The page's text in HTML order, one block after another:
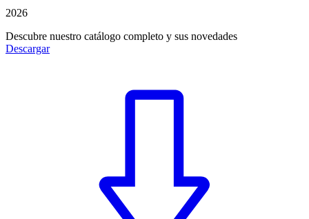
2026
Descubre nuestro catálogo completo y sus novedades
Descargar